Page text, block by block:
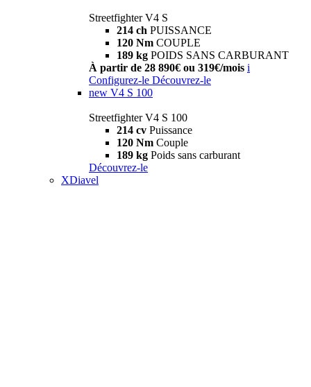
Streetfighter V4 S
214 ch PUISSANCE
120 Nm COUPLE
189 kg POIDS SANS CARBURANT
À partir de 28 890€ ou 319€/mois i
Configurez-le Découvrez-le
new V4 S 100
Streetfighter V4 S 100
214 cv Puissance
120 Nm Couple
189 kg Poids sans carburant
Découvrez-le
XDiavel